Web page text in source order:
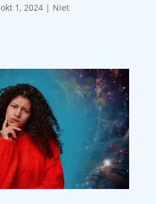
okt 1, 2024| Niet